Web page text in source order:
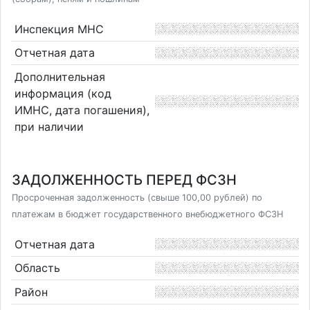
Инспекция МНС
Отчетная дата
Дополнительная
информация (код
ИМНС, дата погашения),
при наличии
ЗАДОЛЖЕННОСТЬ ПЕРЕД ФСЗН
Просроченная задолженность (свыше 100,00 рублей) по
платежам в бюджет государственного внебюджетного ФСЗН
Отчетная дата
Область
Район